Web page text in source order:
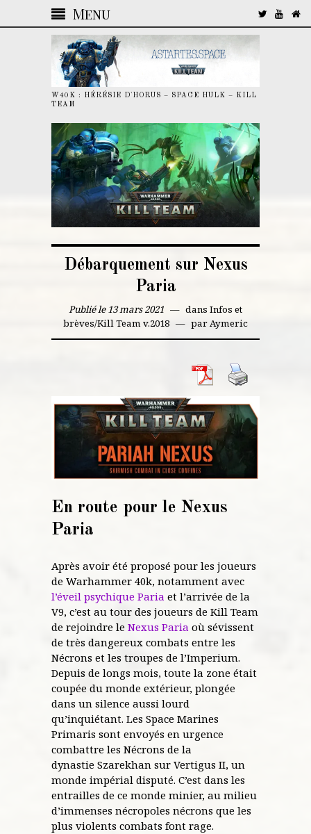
Menu
W40K : HÉRÉSIE D'HORUS – SPACE HULK – KILL
TEAM
Débarquement sur Nexus
Paria
Publié le 13 mars 2021 dans Infos et
brèves/Kill Team v.2018 parAymeric
En route pour le Nexus
Paria
Après avoir été proposé pour les joueurs
de Warhammer 40k, notamment avec
l’éveil psychique Paria et l’arrivée de la
V9, c’est au tour des joueurs de Kill Team
de rejoindre le Nexus Paria où sévissent
de très dangereux combats entre les
Nécrons et les troupes de l’Imperium.
Depuis de longs mois, toute la zone était
coupée du monde extérieur, plongée
dans un silence aussi lourd
qu’inquiétant. Les Space Marines
Primaris sont envoyés en urgence
combattre les Nécrons de la
dynastie Szarekhan sur Vertigus II, un
monde impérial disputé. C’est dans les
entrailles de ce monde minier, au milieu
d’immenses nécropoles nécrons que les
plus violents combats font rage.